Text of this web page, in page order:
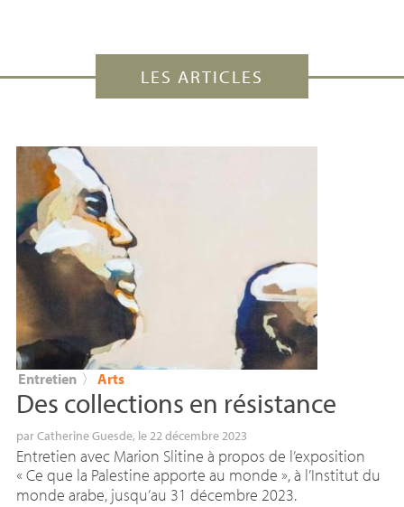
LES ARTICLES
Entretien 〉 Arts
Des collections en résistance
parCatherine Guesde, le 22 décembre 2023
Entretien avec Marion Slitine à propos de l’exposition
«Ce que la Palestine apporte au monde », à l’Institut du
monde arabe, jusqu’au 31 décembre 2023.